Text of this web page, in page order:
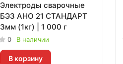
Электроды сварочные
БЭЗ АНО 21 СТАНДАРТ
3мм (1кг) | 1 000 г
0 В наличии
В корзину